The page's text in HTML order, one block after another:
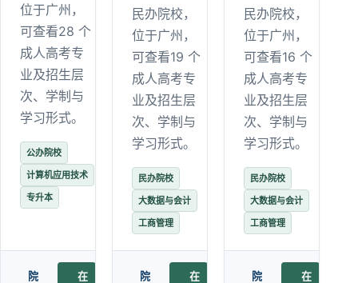
位于广州，
可查看28 个
成人高考专
业及招生层
次、学制与
学习形式。
公办院校
计算机应用技术
专升本
院
在
民办院校，
位于广州，
可查看19 个
成人高考专
业及招生层
次、学制与
学习形式。
民办院校
大数据与会计
工商管理
院
在
民办院校，
位于广州，
可查看16 个
成人高考专
业及招生层
次、学制与
学习形式。
民办院校
大数据与会计
工商管理
院
在